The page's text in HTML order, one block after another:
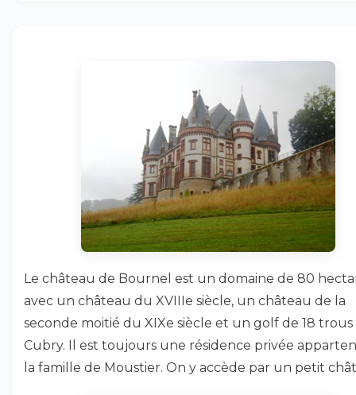
Le château de Bournel est un domaine de 80
avec un château du XVIIIe siècle, un château de la
seconde moitié du XIXe siècle et un golf de 18 trous
Cubry. Il est toujours une résidence privée
la famille de Moustier. On y accède par un petit